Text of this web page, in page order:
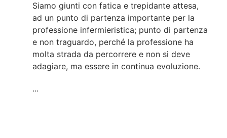
Siamo giunti con fatica e trepidante attesa,
ad un punto di partenza importante per la
professione infermieristica; punto di partenza
e non traguardo, perché la professione ha
molta strada da percorrere e non si deve
adagiare, ma essere in continua evoluzione.
...